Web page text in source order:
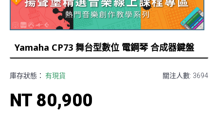
Yamaha CP73 舞台型數位 電鋼琴 合成器鍵盤
關注人數: 3694
庫存狀態： 有現貨
NT 80,900